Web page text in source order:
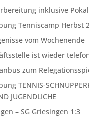
inklusive
Tenniscamp Herbst
vom Wochenende
ist wieder
zum
TENNIS-
JUGENDLICHE
– SG Griesingen 1:3